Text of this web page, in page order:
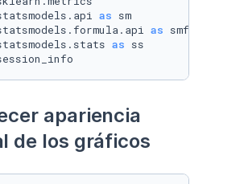
as
as
as
apariencia
de los gráficos